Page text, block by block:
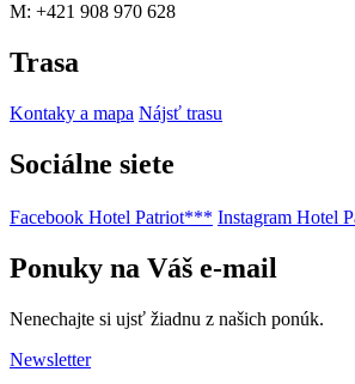
M: +421 908 970 628
Trasa
Kontaky a mapa Nájsť trasu
Sociálne siete
Facebook Hotel Patriot*** Instagram Hotel
Ponuky na Váš e-mail
Nenechajte si ujsť žiadnu z našich ponúk.
Newsletter